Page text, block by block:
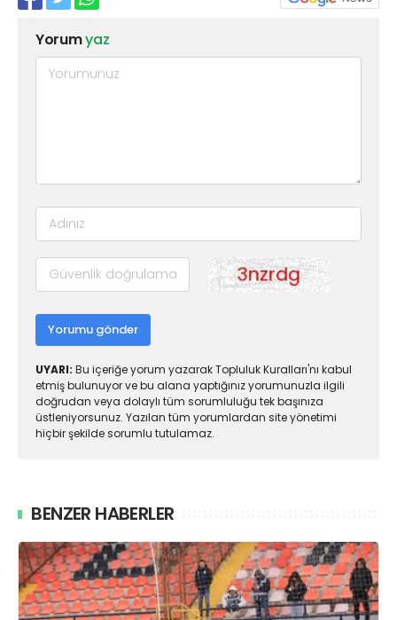
Yorumyaz
Yorumu gönder
UYARI: Bu içeriğe yorum yazarak Topluluk Kuralları'nı kabul
etmiş bulunuyor ve bu alana yaptığınız yorumunuzla ilgili
doğrudan veya dolaylı tüm sorumluluğu tek başınıza
üstleniyorsunuz. Yazılan tüm yorumlardan site yönetimi
hiçbir şekilde sorumlu tutulamaz.
BENZER HABERLER